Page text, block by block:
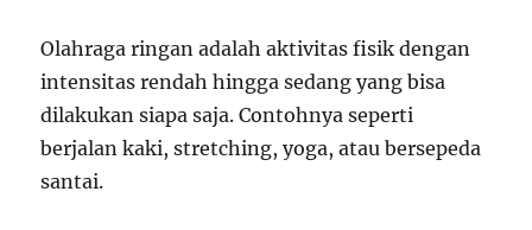
Olahraga ringan adalah aktivitas fisik dengan
intensitas rendah hingga sedang yang bisa
dilakukan siapa saja. Contohnya seperti
berjalan kaki, stretching, yoga, atau bersepeda
santai.